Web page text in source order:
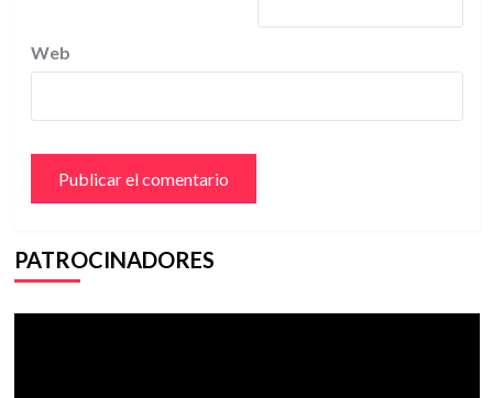
Web
PATROCINADORES